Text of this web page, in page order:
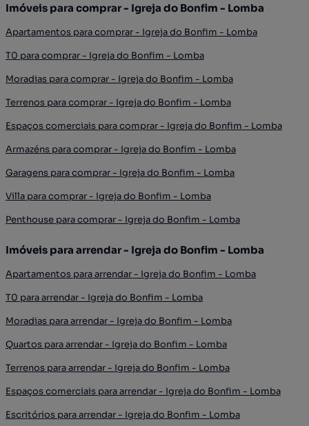
Imóveis para comprar - Igreja do Bonfim - Lomba
Apartamentos para comprar - Igreja do Bonfim - Lomba
T0 para comprar - Igreja do Bonfim - Lomba
Moradias para comprar - Igreja do Bonfim - Lomba
Terrenos para comprar - Igreja do Bonfim - Lomba
Espaços comerciais para comprar - Igreja do Bonfim - Lomba
Armazéns para comprar - Igreja do Bonfim - Lomba
Garagens para comprar - Igreja do Bonfim - Lomba
Villa para comprar - Igreja do Bonfim - Lomba
Penthouse para comprar - Igreja do Bonfim - Lomba
Imóveis para arrendar - Igreja do Bonfim - Lomba
Apartamentos para arrendar - Igreja do Bonfim - Lomba
T0 para arrendar - Igreja do Bonfim - Lomba
Moradias para arrendar - Igreja do Bonfim - Lomba
Quartos para arrendar - Igreja do Bonfim - Lomba
Terrenos para arrendar - Igreja do Bonfim - Lomba
Espaços comerciais para arrendar - Igreja do Bonfim - Lomba
Escritórios para arrendar - Igreja do Bonfim - Lomba